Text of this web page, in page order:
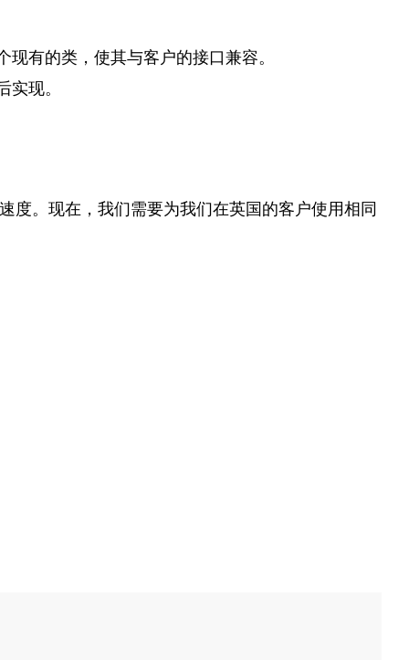
有的类，使其与客户的接口兼容。
现。
度。现在，我们需要为我们在英国的客户使用相同